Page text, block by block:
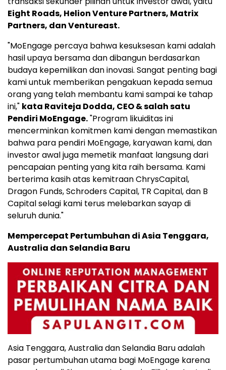
Eight Roads, Helion Venture Partners, Matrix
Partners, dan Ventureast.
"MoEngage percaya bahwa kesuksesan kami adalah
hasil upaya bersama dan dibangun berdasarkan
budaya kepemilikan dan inovasi. Sangat penting bagi
kami untuk memberikan pengakuan kepada semua
orang yang telah membantu kami sampai ke tahap
ini," kata Raviteja Dodda, CEO & salah satu
Pendiri MoEngage."Program likuiditas ini
mencerminkan komitmen kami dengan memastikan
bahwa para pendiri MoEngage, karyawan kami, dan
investor awal juga memetik manfaat langsung dari
pencapaian penting yang kita raih bersama. Kami
berterima kasih atas kemitraan ChrysCapital,
Dragon Funds, Schroders Capital, TR Capital, dan B
Capital selagi kami terus melebarkan sayap di
seluruh dunia."
Mempercepat Pertumbuhan diAsia Tenggara,
Australia dan Selandia Baru
Asia Tenggara,AustraliadanSelandia Baruadalah
pasar pertumbuhan utama bagi MoEngage karena